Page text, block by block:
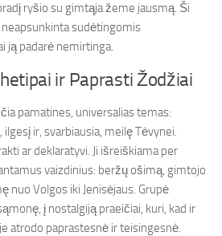
ryšio su gimtąja žeme jausmą. Ši
sudėtingomis
ją padarė nemirtinga.
ir Paprasti Žodžiai
pamatines, universalias temas:
ir, svarbiausia, meilę Tėvynei.
ar deklaratyvi. Ji išreiškiama per
vaizdinius: beržų ošimą, gimtojo
nuo Volgos iki Jenisėjaus. Grupė
į nostalgiją praeičiai, kuri, kad ir
atrodo paprastesnė ir teisingesnė.